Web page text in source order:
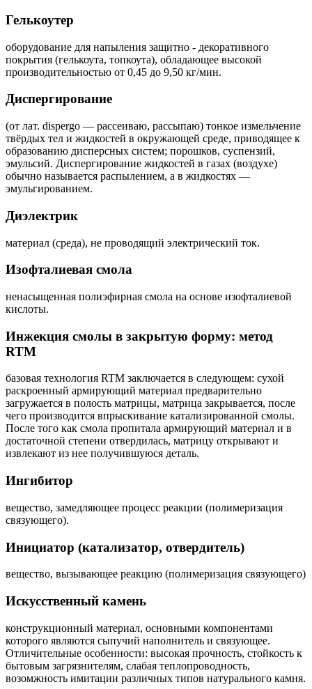
Гелькоутер
оборудование для напыления защитно - декоративного
покрытия (гелькоута, топкоута), обладающее высокой
производительностью от 0,45 до 9,50 кг/мин.
Диспергирование
(от лат. dispergo — рассеиваю, рассыпаю) тонкое измельчение
твёрдых тел и жидкостей в окружающей среде, приводящее к
образованию дисперсных систем; порошков, суспензий,
эмульсий. Диспергирование жидкостей в газах (воздухе)
обычно называется распылением, а в жидкостях —
эмульгированием.
Диэлектрик
материал (среда), не проводящий электрический ток.
Изофталиевая смола
ненасыщенная полиэфирная смола на основе изофталиевой
кислоты.
Инжекция смолы в закрытую форму: метод
RTM
базовая технология RTM заключается в следующем: сухой
раскроенный армирующий материал предварительно
загружается в полость матрицы, матрица закрывается, после
чего производится впрыскивание катализированной смолы.
После того как смола пропитала армирующий материал и в
достаточной степени отвердилась, матрицу открывают и
извлекают из нее получившуюся деталь.
Ингибитор
вещество, замедляющее процесс реакции (полимеризация
связующего).
Инициатор (катализатор, отвердитель)
вещество, вызывающее реакцию (полимеризация связующего)
Искусственный камень
конструкционный материал, основными компонентами
которого являются сыпучий наполнитель и связующее.
Отличительные особенности: высокая прочность, стойкость к
бытовым загрязнителям, слабая теплопроводность,
возомжность имитации различных типов натурального камня.